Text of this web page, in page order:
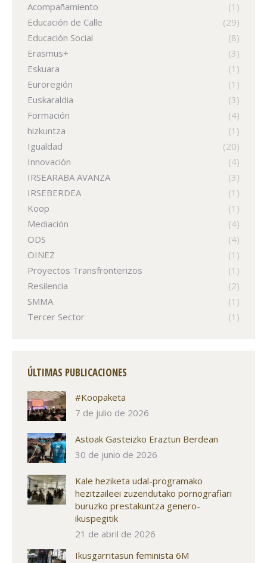
Acompañamiento
(1)
Educación de Calle
(29)
Educación Social
(8)
Erasmus+
(3)
Eskuara
(1)
Euroregión
(1)
Euskaraldia
(3)
Formación
(4)
hizkuntza
(1)
Igualdad
(20)
Innovación
(4)
IRSEARABA AVANZA
(3)
IRSEBERDEA
(1)
Koop
(1)
Mediación
(4)
ODS
(4)
OINEZ
(1)
Proyectos Transfronterizos
(1)
Resilencia
(2)
SMMA
(1)
Tercer Sector
(1)
ÚLTIMAS PUBLICACIONES
#Koopaketa
7 de julio de 2026
Astoak Gasteizko Eraztun Berdean
30 de junio de 2026
Kale heziketa udal-programako
hezitzaileei zuzendutako pornografiari
buruzko prestakuntza genero-
ikuspegitik
21 de abril de 2026
Ikusgarritasun feminista 6M